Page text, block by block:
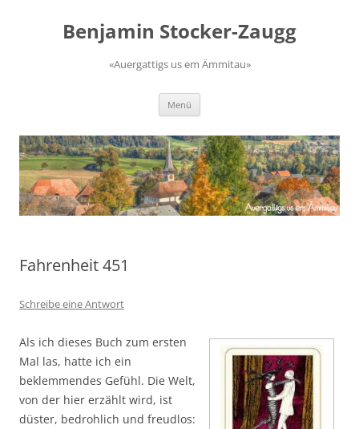
springenBenjamin Stocker-Zaugg
«Auergattigs us em Ämmitau»
Menü
Fahrenheit 451
Schreibe eine Antwort
Als ich dieses Buch zum ersten
Mal las, hatte ich ein
beklemmendes Gefühl. Die Welt,
von der hier erzählt wird, ist
düster, bedrohlich und freudlos: